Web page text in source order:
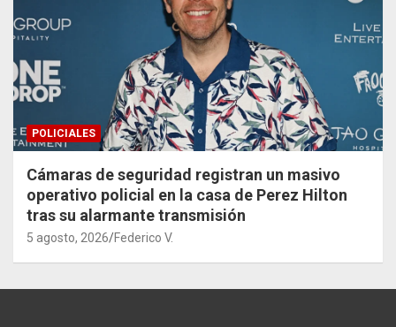
POLICIALES
Cámaras de seguridad registran un masivo
operativo policial en la casa de Perez Hilton
tras su alarmante transmisión
5 agosto, 2026 Federico V.